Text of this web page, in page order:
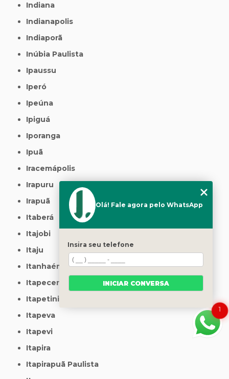
Indiana
Indianapolis
Indiaporã
Inúbia Paulista
Ipaussu
Iperó
Ipeúna
Ipiguá
Iporanga
Ipuã
Iracemápolis
Irapuru
Irapuã
Itaberá
Itajobi
Itaju
Itanhaém
Itapecerica da Serra
Itapetininga
Itapeva
Itapevi
Itapira
Itapirapuã Paulista
1
Olá! Fale agora pelo WhatsApp
Insira seu telefone
INICIAR CONVERSA